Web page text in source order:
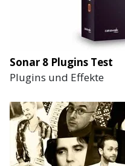
Sonar 8 Plugins Test
Plugins und Effekte